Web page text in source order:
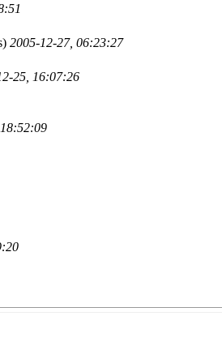
2005-12-27, 06:23:27
25, 16:07:26